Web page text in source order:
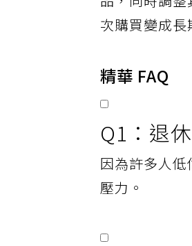
品，同時調
次購買變成長
精華 FAQ
Q1：退
因為許多人
壓力。